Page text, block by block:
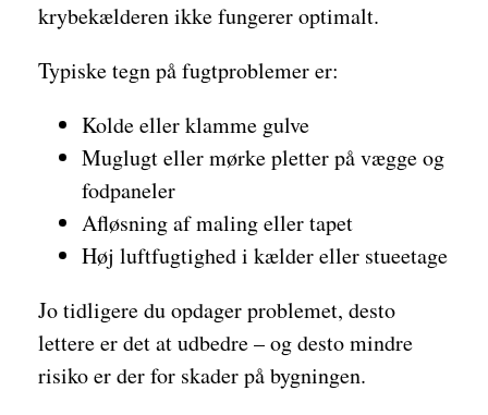
krybekælderen ikke fungerer optimalt.
Typiske tegn på fugtproblemer er:
Kolde eller klamme gulve
Muglugt eller mørke pletter på vægge og
fodpaneler
Afløsning af maling eller tapet
Høj luftfugtighed i kælder eller stueetage
Jo tidligere du opdager problemet, desto
lettere er det at udbedre – og desto mindre
risiko er der for skader på bygningen.